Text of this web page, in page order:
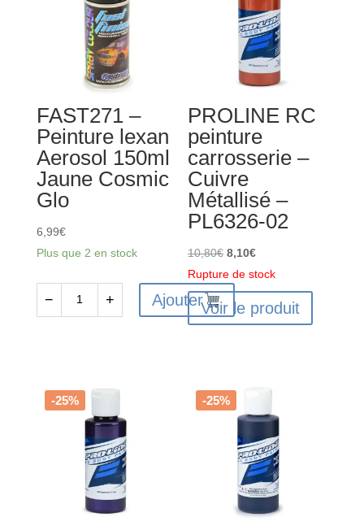
FAST271 –
Peinture lexan
Aerosol 150ml
Jaune Cosmic
Glo
6,99€
Plus que 2 en stock
Peinture
lexan
− + Ajouter
PROLINE RC
peinture
carrosserie –
Cuivre
Métallisé –
PL6326-02
10,80€ Le
prix
initial
était :
8,10€Le
prix
actuel
est :
Rupture de stock
Voir le produit
-25% -25%